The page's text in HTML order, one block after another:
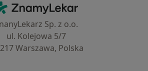
ZnamyLekar - Hlavní stránka
Sp. z o.o.
ul. Kolejowa 5/7
Warszawa, Polska